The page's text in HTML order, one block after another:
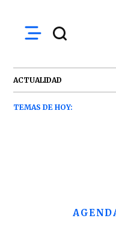
ACTUALIDAD
TEMAS DE HOY: